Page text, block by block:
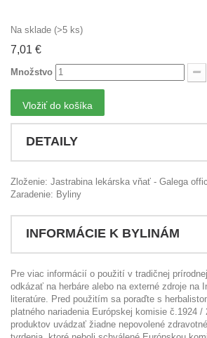
Na sklade (>5 ks)
7,01 €
Množstvo
Vložiť do košíka
DETAILY
Zloženie: Jastrabina lekárska vňať - Galega
Zaradenie: Byliny
INFORMÁCIE K BYLINÁM
Pre viac informácií o použití v tradičnej
odkázať na herbáre alebo na externé zdroje na
literatúre. Pred použitím sa poraďte s
platného nariadenia Európskej komisie č.1924 /
produktov uvádzať žiadne nepovolené